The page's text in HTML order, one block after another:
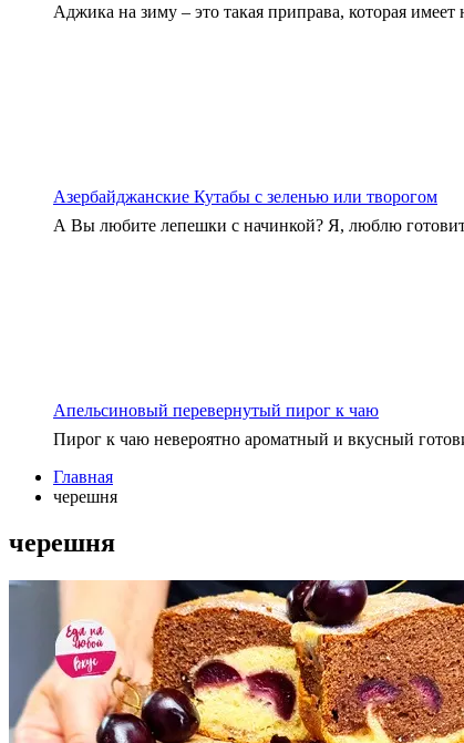
Аджика на зиму – это такая приправа, которая
Азербайджанские Кутабы с зеленью или творогом
А Вы любите лепешки с начинкой? Я, люблю
Апельсиновый перевернутый пирог к чаю
Пирог к чаю невероятно ароматный и вкусный
Главная
черешня
черешня